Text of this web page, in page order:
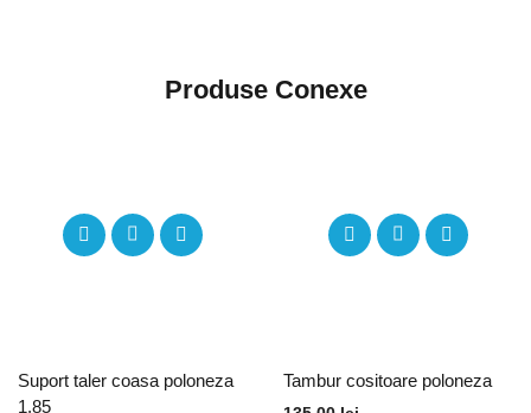
Produse Conexe
Suport taler coasa poloneza
1.85
Tambur cositoare poloneza